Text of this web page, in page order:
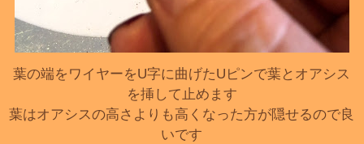
葉の端をワイヤーをU字に曲げたUピンで葉とオアシス
を挿して止めます
葉はオアシスの高さよりも高くなった方が隠せるので良
いです